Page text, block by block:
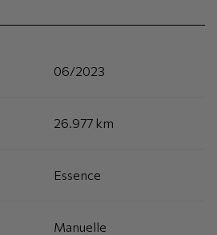
06/2023
26.977 km
Essence
Manuelle